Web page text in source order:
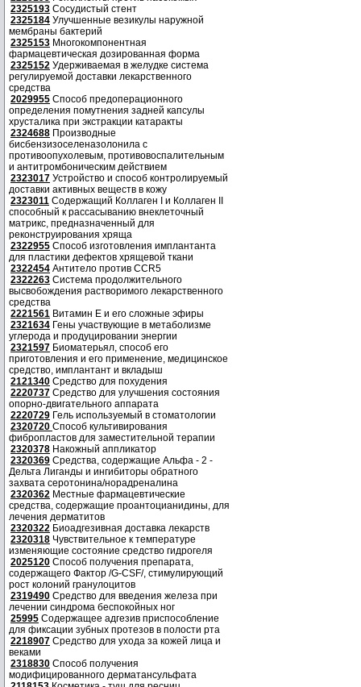
2325193 Сосудистый стент
2325184 Улучшенные везикулы наружной
мембраны бактерий
2325153 Многокомпонентная
фармацевтическая дозированная форма
2325152 Удерживаемая в желудке система
регулируемой доставки лекарственного
средства
2029955 Способ предоперационного
определения помутнения задней капсулы
хрусталика при экстракции катаракты
2324688 Производные
бисбензизоселеназолонила с
противоопухолевым, противовоспалительным
и антитромбоническим действием
2323017 Устройство и способ контролируемый
доставки активных веществ в кожу
2323011 Содержащий Коллаген I и Коллаген II
способный к рассасыванию внеклеточный
матрикс, предназначенный для
реконструирования хряща
2322955 Способ изготовления имплантанта
для пластики дефектов хрящевой ткани
2322454 Антитело против CCR5
2322263 Система продолжительного
высвобождения растворимого лекарственного
средства
2221561 Витамин Е и его сложные эфиры
2321634 Гены участвующие в метаболизме
углерода и продуцировании энергии
2321597 Биоматерьял, способ его
приготовления и его применение, медицинское
средство, имплантант и вкладыш
2121340 Средство для похудения
2220737 Средство для улучшения состояния
опорно-двигательного аппарата
2220729 Гель используемый в стоматологии
2320720 Способ культивирования
фибропластов для заместительной терапии
2320378 Накожный аппликатор
2320369 Средства, содержащие Альфа - 2 -
Дельта Лиганды и ингибиторы обратного
захвата серотонина/норадреналина
2320362 Местные фармацевтические
средства, содержащие проантоцианидины, для
лечения дерматитов
2320322 Биоадгезивная доставка лекарств
2320318 Чувствительное к температуре
изменяющие состояние средство гидрогеля
2025120 Способ получения препарата,
содержащего Фактор /G-CSF/, стимулирующий
рост колоний гранулоцитов
2319490 Средство для введения железа при
лечении синдрома беспокойных ног
25995 Содержащее адгезив приспособление
для фиксации зубных протезов в полости рта
2218907 Средство для ухода за кожей лица и
веками
2318830 Способ получения
модифицированного дерматансульфата